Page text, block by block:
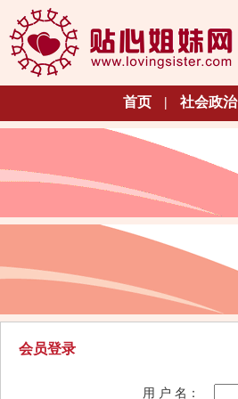
首页 | 社会政治
会员登录
用 户 名：